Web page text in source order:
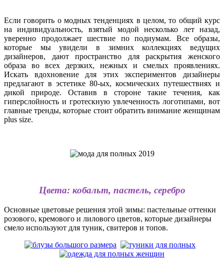
Если говорить о модных тенденциях в целом, то общий курс
на индивидуальность, взятый модой несколько лет назад,
уверенно продолжает шествие по подиумам. Все образы,
которые мы увидели в зимних коллекциях ведущих
дизайнеров, дают пространство для раскрытия женского
образа во всех дерзких, нежных и смелых проявлениях.
Искать вдохновение для этих экспериментов дизайнеры
предлагают в эстетике 80-ых, космических путешествиях и
дикой природе. Оставив в стороне такие течения, как
гиперслойность и гротескную увлеченность логотипами, вот
главные тренды, которые стоит обратить внимание женщинам
plus size.
Цвета: кобальт, пастель, серебро
Основные цветовые решения этой зимы: пастельные оттенки
розового, кремового и лилового цветов, которые дизайнеры
смело используют для туник, свитеров и топов.